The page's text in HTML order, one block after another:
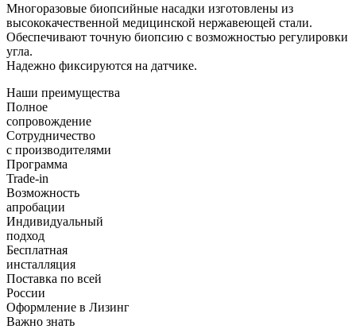
Многоразовые биопсийные насадки изготовлены из
высококачественной медицинской нержавеющей стали.
Обеспечивают точную биопсию с возможностью регулировки
угла.
Надежно фиксируются на датчике.
Наши преимущества
Полное
сопровождение
Сотрудничество
с производителями
Программа
Trade-in
Возможность
апробации
Индивидуальный
подход
Бесплатная
инсталляция
Поставка по всей
России
Оформление в Лизинг
Важно знать